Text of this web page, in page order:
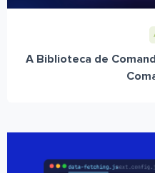
A Biblioteca de